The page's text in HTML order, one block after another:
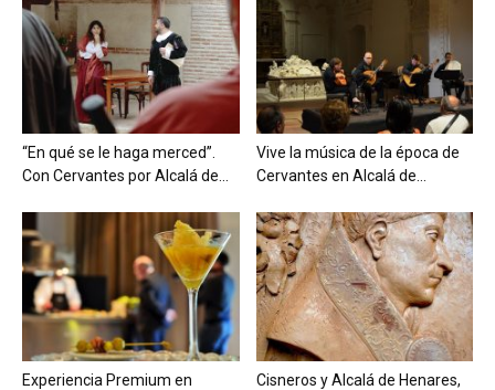
“En qué se le haga merced”.
Con Cervantes por Alcalá de...
Vive la música de la época de
Cervantes en Alcalá de...
Experiencia Premium en
Cisneros y Alcalá de Henares,